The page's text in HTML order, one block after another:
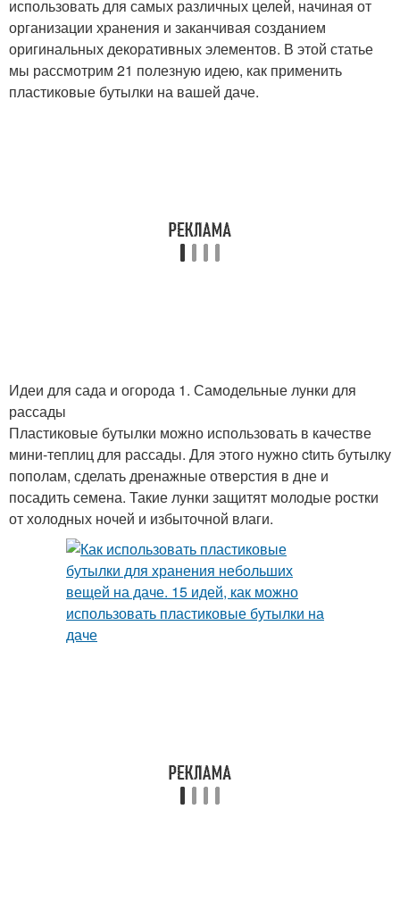
использовать для самых различных целей, начиная от
организации хранения и заканчивая созданием
оригинальных декоративных элементов. В этой статье
мы рассмотрим 21 полезную идею, как применить
пластиковые бутылки на вашей даче.
Идеи для сада и огорода 1. Самодельные лунки для
рассады
Пластиковые бутылки можно использовать в качестве
мини-теплиц для рассады. Для этого нужно ctить бутылку
пополам, сделать дренажные отверстия в дне и
посадить семена. Такие лунки защитят молодые ростки
от холодных ночей и избыточной влаги.